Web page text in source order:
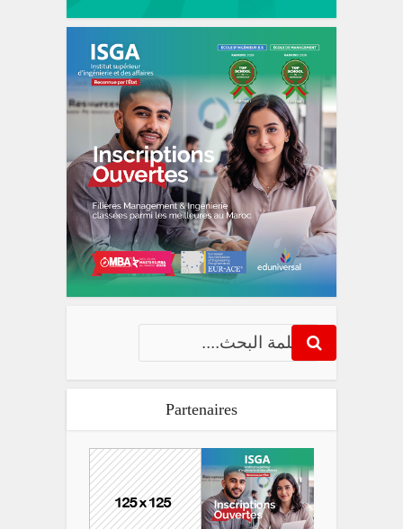
Partenaires